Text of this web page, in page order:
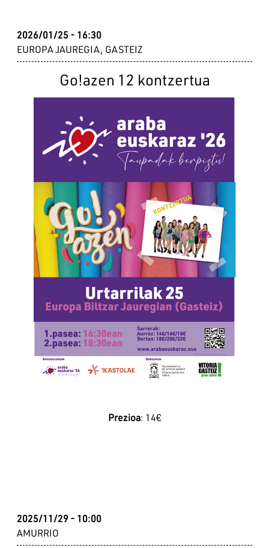
2026/01/25 - 16:30
EUROPA JAUREGIA, GASTEIZ
Go!azen 12 kontzertua
Prezioa: 14€
2025/11/29 - 10:00
AMURRIO